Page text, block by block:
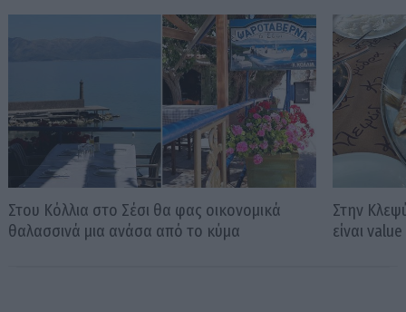
Στου Κόλλια στο Σέσι θα φας οικονομικά
θαλασσινά μια ανάσα από το κύμα
Στην
είναι